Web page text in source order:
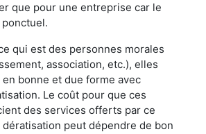
que pour une entreprise car le
qui est des personnes morales
association, etc.), elles
bonne et due forme avec
Le coût pour que ces
des services offerts par ce
peut dépendre de bon